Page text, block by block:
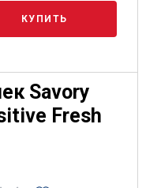
КУПИТЬ
Savory
Fresh